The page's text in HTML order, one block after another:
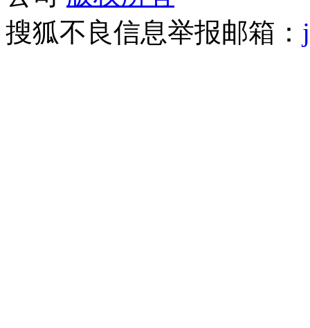
搜狐不良信息举报邮箱：